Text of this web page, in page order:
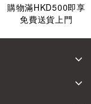
購物滿HKD500即享
免費送貨上門